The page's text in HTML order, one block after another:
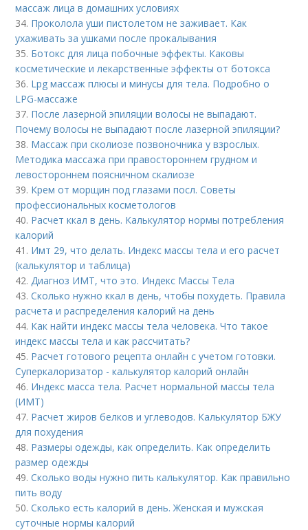
массаж лица в домашних условиях
34. Проколола уши пистолетом не заживает. Как
ухаживать за ушками после прокалывания
35. Ботокс для лица побочные эффекты. Каковы
косметические и лекарственные эффекты от ботокса
36. Lpg массаж плюсы и минусы для тела. Подробно о
LPG-массаже
37. После лазерной эпиляции волосы не выпадают.
Почему волосы не выпадают после лазерной эпиляции?
38. Массаж при сколиозе позвоночника у взрослых.
Методика массажа при правостороннем грудном и
левостороннем поясничном скалиозе
39. Крем от морщин под глазами посл. Советы
профессиональных косметологов
40. Расчет ккал в день. Калькулятор нормы потребления
калорий
41. Имт 29, что делать. Индекс массы тела и его расчет
(калькулятор и таблица)
42.Диагноз ИМТ, что это. Индекс Массы Тела
43.Сколько нужно ккал в день, чтобы похудеть. Правила
расчета и распределения калорий на день
44. Как найти индекс массы тела человека. Что такое
индекс массы тела и как рассчитать?
45. Расчет готового рецепта онлайн с учетом готовки.
Суперкалоризатор - калькулятор калорий онлайн
46. Индекс масса тела. Расчет нормальной массы тела
(ИМТ)
47. Расчет жиров белков и углеводов. Калькулятор БЖУ
для похудения
48. Размеры одежды, как определить. Как определить
размер одежды
49.Сколько воды нужно пить калькулятор. Как правильно
пить воду
50.Сколько есть калорий в день. Женская и мужская
суточные нормы калорий